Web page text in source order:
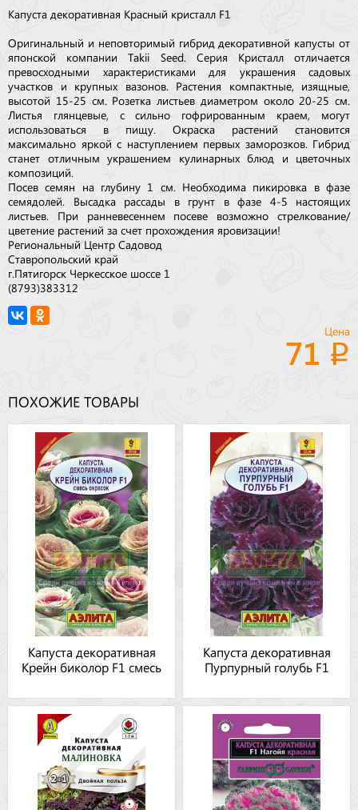
Капуста декоративная Красный кристалл F1
Оригинальный и неповторимый гибрид декоративной капусты от
японской компании Takii Seed. Серия Кристалл отличается
превосходными характеристиками для украшения садовых
участков и крупных вазонов. Растения компактные, изящные,
высотой 15-25 см. Розетка листьев диаметром около 20-25 см.
Листья глянцевые, с сильно гофрированным краем, могут
использоваться в пищу. Окраска растений становится
максимально яркой с наступлением первых заморозков. Гибрид
станет отличным украшением кулинарных блюд и цветочных
композиций.
Посев семян на глубину 1 см. Необходима пикировка в фазе
семядолей. Высадка рассады в грунт в фазе 4-5 настоящих
листьев. При ранневесеннем посеве возможно стрелкование/
цветение растений за счет прохождения яровизации!
Региональный Центр Садовод
Ставропольский край
г.Пятигорск Черкесское шоссе 1
(8793)383312
Цена
71
ПОХОЖИЕ ТОВАРЫ
Капуста декоративная
Крейн биколор F1 смесь
Капуста декоративная
Пурпурный голубь F1